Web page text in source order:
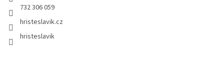
732 306 059
hristeslavik.cz
hristeslavik